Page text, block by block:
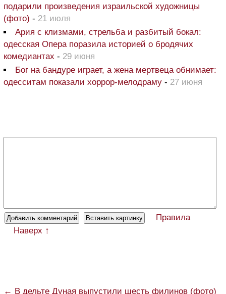
подарили произведения израильской художницы
(фото) - 21 июля
Ария с клизмами, стрельба и разбитый бокал:
одесская Опера поразила историей о бродячих
комедиантах - 29 июня
Бог на бандуре играет, а жена мертвеца обнимает:
одесситам показали хоррор-мелодраму - 27 июня
Правила
Наверх ↑
← В дельте Дуная выпустили шесть филинов (фото)